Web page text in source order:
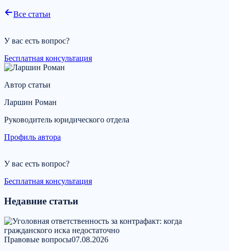
Все статьи
У вас есть вопрос?
Бесплатная консультация
Автор статьи
Ларшин Роман
Руководитель юридического отдела
Профиль автора
У вас есть вопрос?
Бесплатная консультация
Недавние статьи
Правовые вопросы07.08.2026